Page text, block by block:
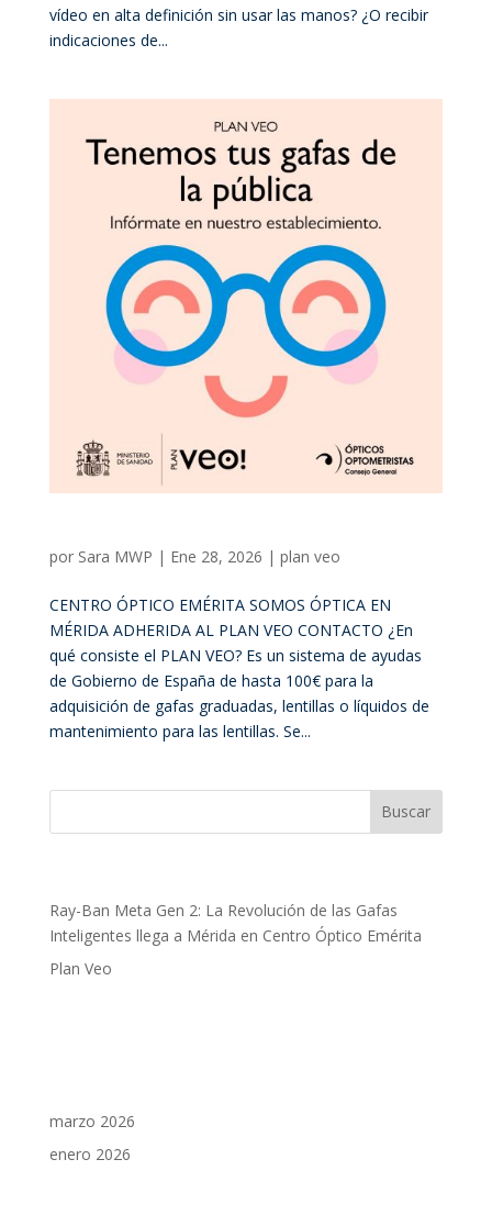
vídeo en alta definición sin usar las manos? ¿O recibir
indicaciones de...
por Sara MWP | Ene 28, 2026 | plan veo
CENTRO ÓPTICO EMÉRITA SOMOS ÓPTICA EN
MÉRIDA ADHERIDA AL PLAN VEO CONTACTO ¿En
qué consiste el PLAN VEO? Es un sistema de ayudas
de Gobierno de España de hasta 100€ para la
adquisición de gafas graduadas, lentillas o líquidos de
mantenimiento para las lentillas. Se...
Ray-Ban Meta Gen 2: La Revolución de las Gafas
Inteligentes llega a Mérida en Centro Óptico Emérita
Plan Veo
marzo 2026
enero 2026